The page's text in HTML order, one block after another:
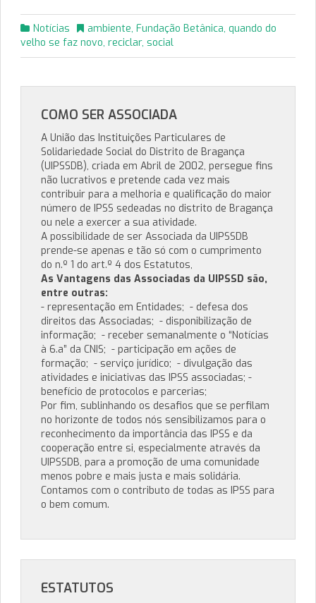
Notícias ambiente, Fundação Betânica, quando do
velho se faz novo, reciclar, social
COMO SER ASSOCIADA
A União das Instituições Particulares de
Solidariedade Social do Distrito de Bragança
(UIPSSDB), criada em Abril de 2002, persegue fins
não lucrativos e pretende cada vez mais
contribuir para a melhoria e qualificação do maior
número de IPSS sedeadas no distrito de Bragança
ou nele a exercer a sua atividade.
A possibilidade de ser Associada da UIPSSDB
prende-se apenas e tão só com o cumprimento
do n.º 1 do art.º 4 dos Estatutos,
As Vantagens das Associadas da UIPSSD são,
entre outras:
- representação em Entidades; - defesa dos
direitos das Associadas; - disponibilização de
informação; - receber semanalmente o “Notícias
à 6.a” da CNIS; - participação em ações de
formação; - serviço jurídico; - divulgação das
atividades e iniciativas das IPSS associadas; -
benefício de protocolos e parcerias;
Por fim, sublinhando os desafios que se perfilam
no horizonte de todos nós sensibilizamos para o
reconhecimento da importância das IPSS e da
cooperação entre si, especialmente através da
UIPSSDB, para a promoção de uma comunidade
menos pobre e mais justa e mais solidária.
Contamos com o contributo de todas as IPSS para
o bem comum.
ESTATUTOS